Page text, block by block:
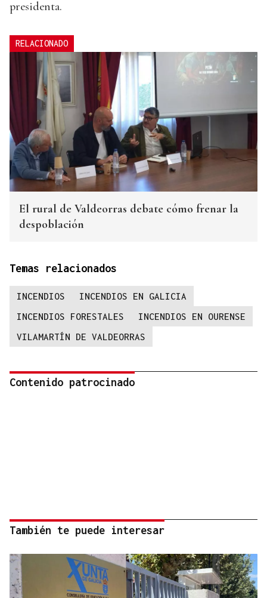
presidenta.
RELACIONADO
El rural de Valdeorras debate cómo frenar la
despoblación
Temas relacionados
INCENDIOS
INCENDIOS EN GALICIA
INCENDIOS FORESTALES
INCENDIOS EN OURENSE
VILAMARTÍN DE VALDEORRAS
Contenido patrocinado
También te puede interesar